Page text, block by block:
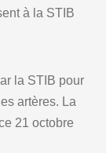
à la STIB
la STIB pour
artères. La
21 octobre